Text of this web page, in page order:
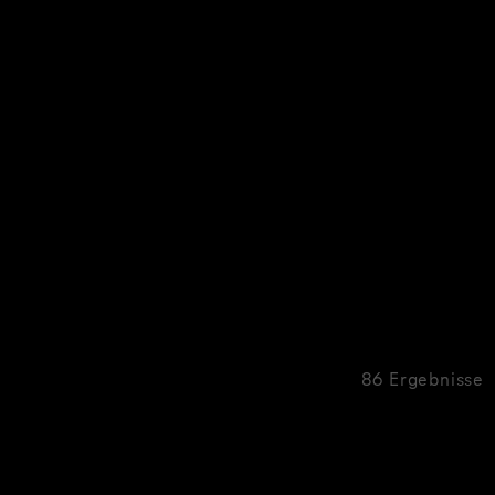
86 Ergebnisse